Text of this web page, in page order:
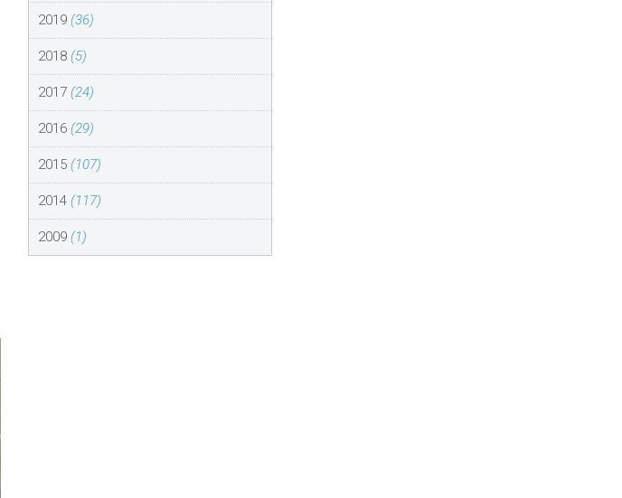
2019 (36)
2018 (5)
2017 (24)
2016 (29)
2015 (107)
2014 (117)
2009 (1)